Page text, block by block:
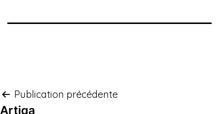
Publication précédente
Artiga